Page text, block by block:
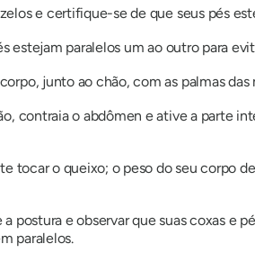
e certifique-se de que seus pés
estejam paralelos um ao outro para
junto ao chão, com as palmas das
contraia o abdômen e ative a parte
tocar o queixo; o peso do seu corpo
postura e observar que suas coxas e
paralelos.